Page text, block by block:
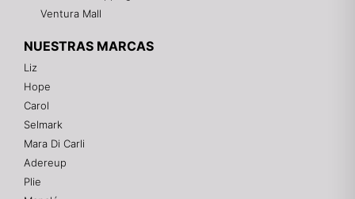
Ventura Mall
NUESTRAS MARCAS
Liz
Hope
Carol
Selmark
Mara Di Carli
Adereup
Plie
¡Hola! 👋
Gracias por visitarnos. Te asesoramos